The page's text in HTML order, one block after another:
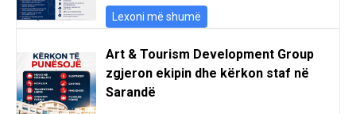
Lexoni më shumë
Art & Tourism Development Group
zgjeron ekipin dhe kërkon staf në
Sarandë